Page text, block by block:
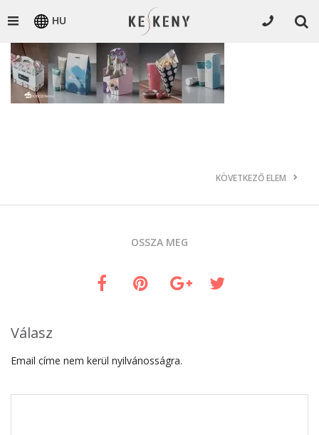
HU
KÖVETKEZŐ ELEM
OSSZA MEG
Válasz
Email címe nem kerül nyilvánosságra.